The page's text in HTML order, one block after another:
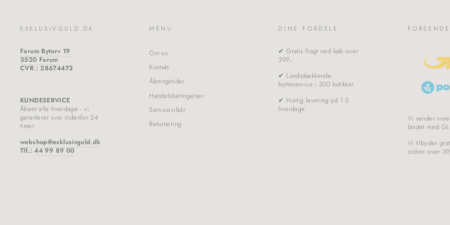
EXKLUSIVGULD.DK
Farum Bytorv 19
3520 Farum
CVR.: 28674473
KUNDESERVICE
Åbent alle hverdage - vi
garanterer svar indenfor 24
timer.
webshop@exklusivguld.dk
Tlf.:44 99 89 00
MENU
Om os
Kontakt
Åbningstider
Handelsbetingelser
Servicevilkår
Returnering
DINE FORDELE
✔ Gratis fragt ved køb over
399,-
✔ Landsdækkende
bytteservice i 300 butikker
✔ Hurtig levering på 1-3
hverdage
Vi sender
landet med
Vi tilbyder
ordrer over